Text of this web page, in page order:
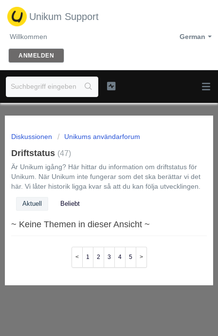
Unikum Support
German
Willkommen
ANMELDEN
Diskussionen Unikums användarforum
Driftstatus 47
Är Unikum igång? Här hittar du information om driftstatus för
Unikum. När Unikum inte fungerar som det ska berättar vi det
här. Vi låter historik ligga kvar så att du kan följa utvecklingen.
Aktuell Beliebt
~ Keine Themen in dieser Ansicht ~
1 2 3 4 5